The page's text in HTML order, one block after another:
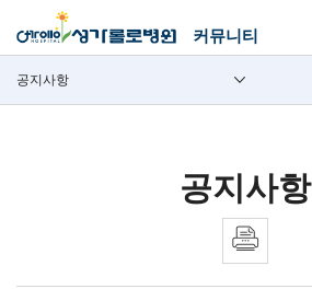
커뮤니티
주요메뉴
보조메뉴
공지사항
공지사항